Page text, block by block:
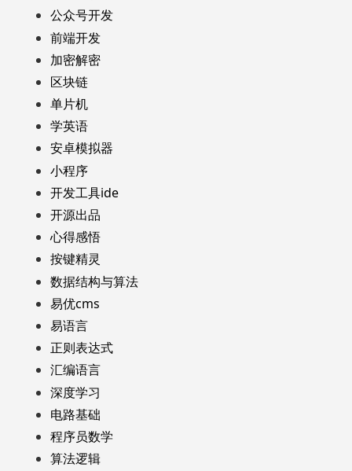
公众号开发
前端开发
加密解密
区块链
单片机
学英语
安卓模拟器
小程序
开发工具ide
开源出品
心得感悟
按键精灵
数据结构与算法
易优cms
易语言
正则表达式
汇编语言
深度学习
电路基础
程序员数学
算法逻辑